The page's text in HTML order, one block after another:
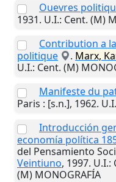
Ouevres
1931. U.I.: Cent. (M)
Contribution a
politique
. Marx,
U.I.: Cent. (M)
Manifeste du
Paris : [s.n.], 1962. U.I.
Introducción
economía política
del Pensamiento
Veintiuno, 1997. U.I.:
(M) MONOGRAFÍA